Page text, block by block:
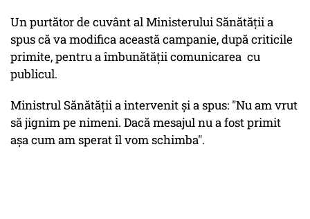
Un purtător de cuvânt al Ministerului Sănătății a
spus că va modifica această campanie, după criticile
primite, pentru a îmbunătății comunicarea cu
publicul.
Ministrul Sănătății a intervenit și a spus: "Nu am vrut
să jignim pe nimeni. Dacă mesajul nu a fost primit
așa cum am sperat îl vom schimba".